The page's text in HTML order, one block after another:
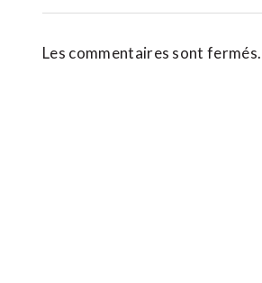
Les commentaires sont fermés.